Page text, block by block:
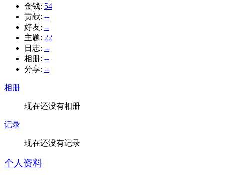
金钱: 54
贡献: --
好友: --
主题: 22
日志: --
相册: --
分享: --
相册
现在还没有相册
记录
现在还没有记录
个人资料